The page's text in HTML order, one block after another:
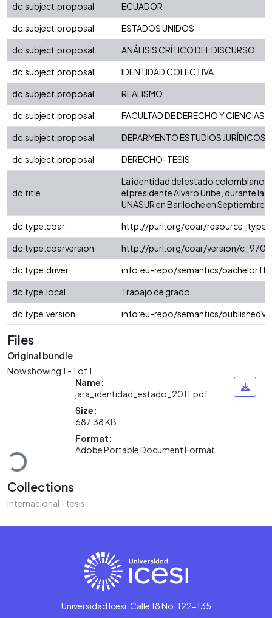
dc.subject.proposal
ECUADOR
dc.subject.proposal
ESTADOS UNIDOS
dc.subject.proposal
ANÁLISIS CRÍTICO DEL DISCURSO
dc.subject.proposal
IDENTIDAD COLECTIVA
dc.subject.proposal
REALISMO
dc.subject.proposal
FACULTAD DE DERECHO Y CIENCIAS
dc.subject.proposal
DEPARMENTO ESTUDIOS JURÍDICOS
dc.subject.proposal
DERECHO-TESIS
dc.title
La identidad del estado colombiano
el presidente Alvaro Uribe, durante la
UNASUR en Bariloche en Septiembre
dc.type.coar
http://purl.org/coar/resource_type/
dc.type.coarversion
http://purl.org/coar/version/
dc.type.driver
info:eu-repo/semantics/
dc.type.local
Trabajo de grado
dc.type.version
info:eu-repo/semantics/
Files
Original bundle
Now showing1 - 1 of 1
Loading...
Name:
jara_identidad_estado_2011.pdf
Size:
687.38 KB
Format:
Adobe Portable Document Format
Collections
Internacional - tesis
Universidad Icesi: Calle 18 No. 122-135